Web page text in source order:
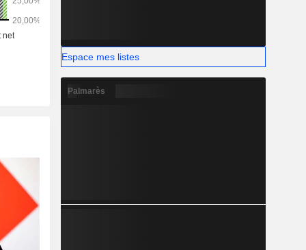
Espace mes listes
Palmarès